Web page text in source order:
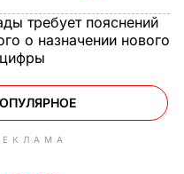
требует пояснений
о назначении нового